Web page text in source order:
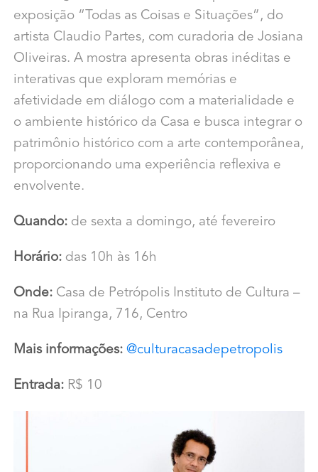
exposição “Todas as Coisas e Situações”, do
artista Claudio Partes, com curadoria de Josiana
Oliveiras. A mostra apresenta obras inéditas e
interativas que exploram memórias e
afetividade em diálogo com a materialidade e
o ambiente histórico da Casa e busca integrar o
patrimônio histórico com a arte contemporânea,
proporcionando uma experiência reflexiva e
envolvente.
Quando: de sexta a domingo, até fevereiro
Horário:das 10h às 16h
Onde:Casa de Petrópolis Instituto de Cultura –
na Rua Ipiranga, 716, Centro
Mais informações: @culturacasadepetropolis
Entrada: R$ 10